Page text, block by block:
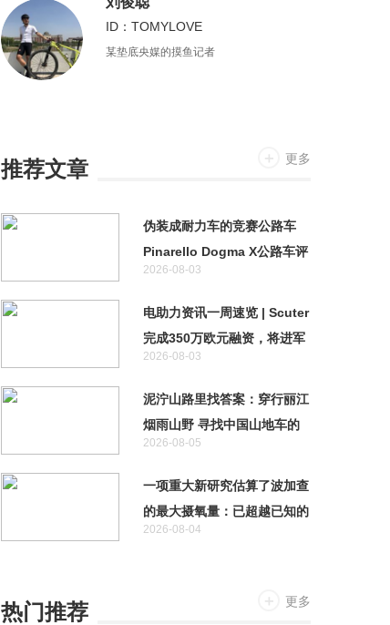
ID：TOMYLOVE
某垫底央媒的摸鱼记者
推荐文章 更多
伪装成耐力车的竞赛公路车
Pinarello Dogma X公路车评
测
2026-08-03
电助力资讯一周速览 | Scuter
完成350万欧元融资，将进军
自动驾驶领域
2026-08-03
泥泞山路里找答案：穿行丽江
烟雨山野 寻找中国山地车的
未来
2026-08-05
一项重大新研究估算了波加查
的最大摄氧量：已超越已知的
人类极限
2026-08-04
热门推荐 更多